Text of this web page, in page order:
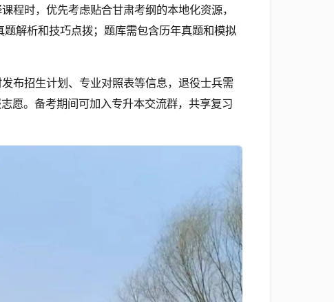
程时，优先考虑贴合甘肃考纲的本地化资源，
解析和技巧点拨；题库需包含历年真题和模拟
布招生计划、专业对照表等信息，退役士兵需
愿。备考期间可加入专升本交流群，共享复习